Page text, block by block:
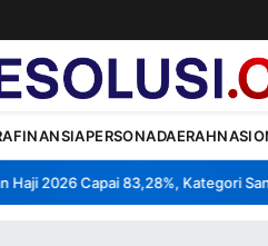
FINANSIAPERSONADAERAH
2026 Capai 83,28%, Kategori